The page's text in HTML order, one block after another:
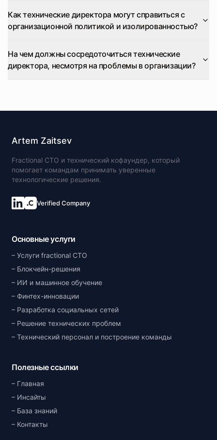
Как технические директора могут справиться с
организационной политикой и изолированностью?
На чем должны сосредоточиться технические
директора, несмотря на проблемы в организации?
Artem Zaitsev
Fractional CTO и технический кофаундер, который
помогает командам принимать уверенные
технологические решения.
Verified Company
Основные услуги
Услуги fractional CTO
Блокчейн-решения
ИИ и машинное обучение
Финтех-инновации
Разработка социальных сетей
Решение технических проблем
Технический персонал и построение команды
Полезные ссылки
Главная
Инсайты
База знаний
Контакты